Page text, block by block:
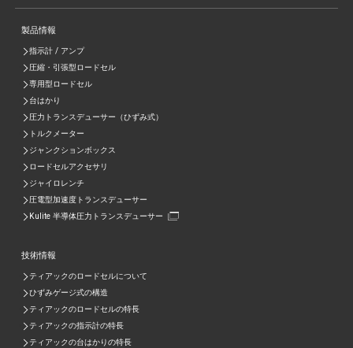
製品情報
指示計 / アンプ
圧縮・引張型ロードセル
専用型ロードセル
台はかり
圧力トランスデューサー（ひずみ式）
トルクメーター
ジャンクションボックス
ロードセルアクセサリ
ジャイロレンチ
圧電型加速度トランスデューサー
Kulite 半導体圧力トランスデューサー
技術情報
ティアックのロードセルについて
ひずみゲージ式の構造
ティアックのロードセルの特長
ティアックの指示計の特長
ティアックの台はかりの特長